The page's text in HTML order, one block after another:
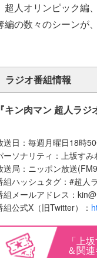
超人オリンピック編
編の数々のシーンが
ラジオ番組情報
『キン肉マン 超人ラジ
送日：毎週月曜日18時
ーソナリティ：上坂すみ
送局：ニッポン放送
組ハッシュタグ：#超人
組メールアドレス：
組公式X（旧Twitter）：
「上
＆関連